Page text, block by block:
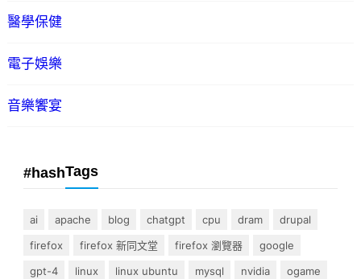
醫學保健
電子娛樂
音樂饗宴
#hashTags
ai apache blog chatgpt cpu dram
drupal
firefox
firefox 新同文堂 firefox 瀏覽器
google
gpt-4
linux linux ubuntu mysql nvidia
ogame